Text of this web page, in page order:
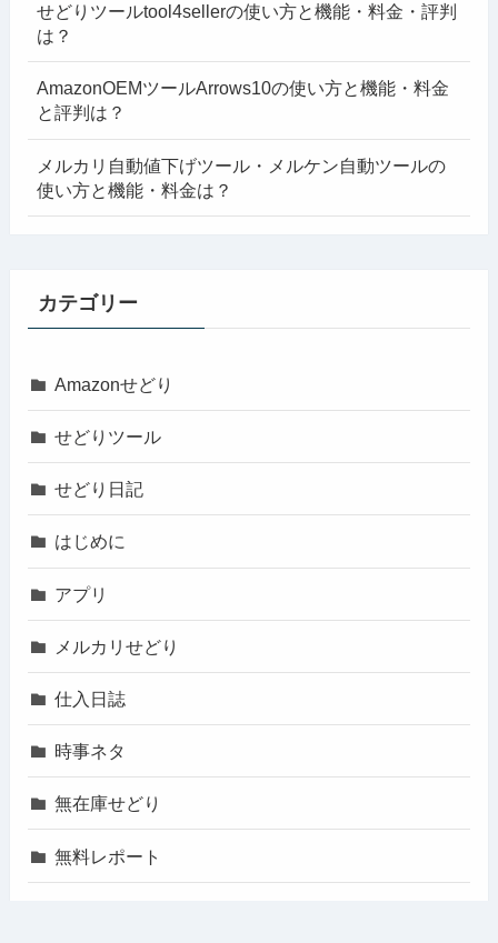
せどりツールtool4sellerの使い方と機能・料金・評判
は？
AmazonOEMツールArrows10の使い方と機能・料金
と評判は？
メルカリ自動値下げツール・メルケン自動ツールの
使い方と機能・料金は？
カテゴリー
Amazonせどり
せどりツール
せどり日記
はじめに
アプリ
メルカリせどり
仕入日誌
時事ネタ
無在庫せどり
無料レポート